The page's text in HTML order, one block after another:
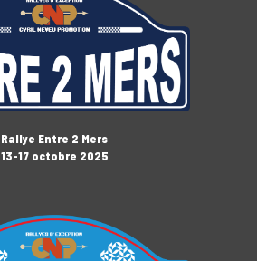
Rallye Entre 2 Mers
13-17 octobre 2025